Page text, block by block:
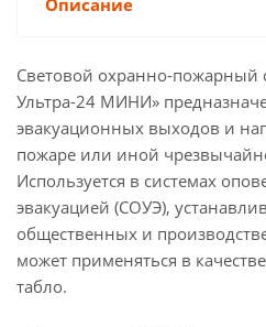
Человек стрелка влево
Шығу -
Описание
Световой охранно-пожарный
Ультра-24 МИНИ»
эвакуационных выходов и
пожаре или иной
Используется в системах
эвакуацией (СОУЭ),
общественных и
может применяться в
табло.